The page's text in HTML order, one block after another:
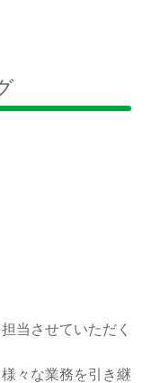
当させていただく
々な業務を引き継